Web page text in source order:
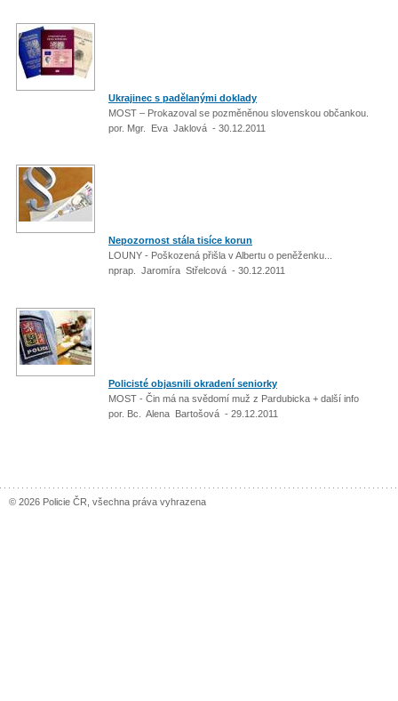
Ukrajinec s padělanými doklady
MOST – Prokazoval se pozměněnou slovenskou občankou.
por. Mgr. Eva Jaklová - 30.12.2011
Nepozornost stála tisíce korun
LOUNY - Poškozená přišla v Albertu o peněženku...
nprap. Jaromíra Střelcová - 30.12.2011
Policisté objasnili okradení seniorky
MOST - Čin má na svědomí muž z Pardubicka + další info
por. Bc. Alena Bartošová - 29.12.2011
© 2026 Policie ČR, všechna práva vyhrazena